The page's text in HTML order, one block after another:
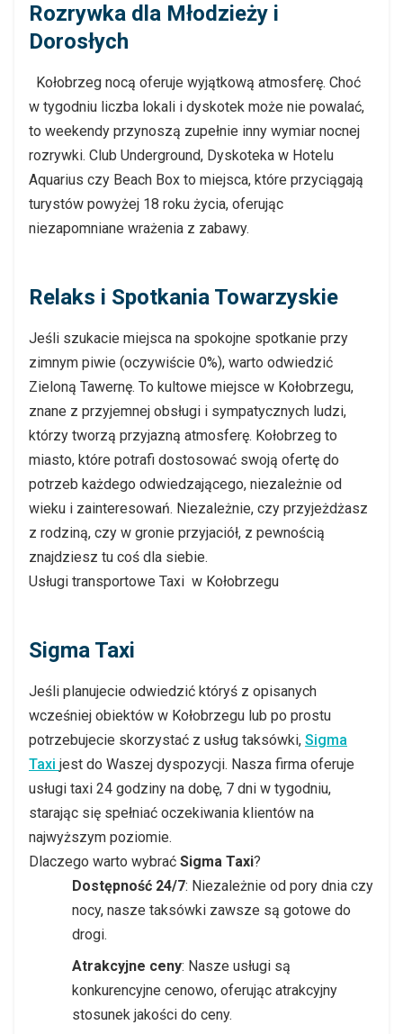
Rozrywka dla Młodzieży i
Dorosłych
Kołobrzeg nocą oferuje wyjątkową atmosferę. Choć
w tygodniu liczba lokali i dyskotek może nie powalać,
to weekendy przynoszą zupełnie inny wymiar nocnej
rozrywki. Club Underground, Dyskoteka w Hotelu
Aquarius czy Beach Box to miejsca, które przyciągają
turystów powyżej 18 roku życia, oferując
niezapomniane wrażenia z zabawy.
Relaks i Spotkania Towarzyskie
Jeśli szukacie miejsca na spokojne spotkanie przy
zimnym piwie (oczywiście 0%), warto odwiedzić
Zieloną Tawernę. To kultowe miejsce w Kołobrzegu,
znane z przyjemnej obsługi i sympatycznych ludzi,
którzy tworzą przyjazną atmosferę. Kołobrzeg to
miasto, które potrafi dostosować swoją ofertę do
potrzeb każdego odwiedzającego, niezależnie od
wieku i zainteresowań. Niezależnie, czy przyjeżdżasz
z rodziną, czy w gronie przyjaciół, z pewnością
znajdziesz tu coś dla siebie.
Usługi transportowe Taxi w Kołobrzegu
Sigma Taxi
Jeśli planujecie odwiedzić któryś z opisanych
wcześniej obiektów w Kołobrzegu lub po prostu
potrzebujecie skorzystać z usług taksówki, Sigma
Taxi jest do Waszej dyspozycji. Nasza firma oferuje
usługi taxi 24 godziny na dobę, 7 dni w tygodniu,
starając się spełniać oczekiwania klientów na
najwyższym poziomie.
Dlaczego warto wybrać Sigma Taxi?
Dostępność 24/7: Niezależnie od pory dnia czy
nocy, nasze taksówki zawsze są gotowe do
drogi.
Atrakcyjne ceny: Nasze usługi są
konkurencyjne cenowo, oferując atrakcyjny
stosunek jakości do ceny.